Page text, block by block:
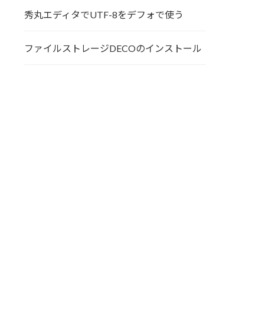
秀丸エディタでUTF-8をデフォで使う
ファイルストレージDECOのインストール